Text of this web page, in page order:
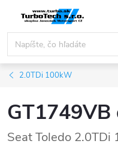
obsah
2.0TDi 100kW
Seat Toledo 2.0TDi